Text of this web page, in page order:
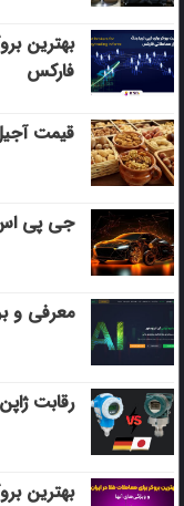
بهترین
فارکس
قیمت
جی پی اس
معرفی و
رقابت
بهترین